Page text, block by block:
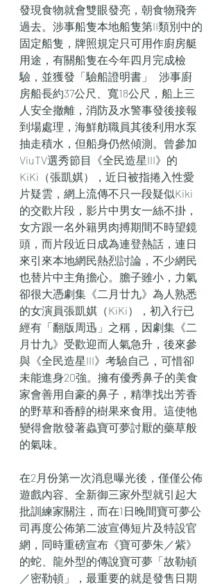
發現食物就會雙眼發亮，朝食物飛奔
過去。涉事船隻本地船隻第II類別中的
固定船隻，牌照規定只可用作廚房艇
用途，有關船隻在今年四月完成檢
驗，並獲發「驗船證明書」   涉事廚
房船長約37公尺、寬18公尺，船上三
人安全撤離，消防及水警事發後接報
到場處理，海鮮舫職員其後利用水泵
抽走積水，但船身仍然傾測。曾參加
ViuTV選秀節目《全民造星III》的
KiKi（張凱娸），近日被指捲入性愛
片疑雲，網上流傳不只一段疑似Kiki
的交歡片段，影片中男女一絲不掛，
女方跟一名外籍男肉搏期間不時望鏡
頭，而片段近日成為連登熱話，連日
來引來本地網民熱烈討論，不少網民
也替片中主角擔心。膽子雖小，力氣
卻很大憑劇集《二月廿九》為人熟悉
的女演員張凱娸（KiKi），初入行已
經有「翻版周迅」之稱，因劇集《二
月廿九》受歡迎而人氣急升，後來參
與《全民造星III》考驗自己，可惜卻
未能進身20強。擁有優秀鼻子的美食
家會善用自豪的鼻子，精準找出芳香
的野草和香醇的樹果來食用。這使牠
變得會散發著蟲寶可夢討厭的藥草般
的氣味。
在2月份第一次消息曝光後，僅僅公佈
遊戲內容、全新御三家外型就引起大
批訓練家關注，而在1日晚間寶可夢公
司再度公佈第二波宣傳短片及特設官
網，同時重磅宣布《寶可夢朱／紫》
的蛇、龍外型的傳說寶可夢「故勒頓
／密勒頓」，最重要的就是發售日期